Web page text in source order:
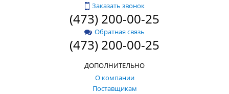
Заказать звонок
(473) 200-00-25
Обратная связь
(473) 200-00-25
ДОПОЛНИТЕЛЬНО
О компании
Поставщикам